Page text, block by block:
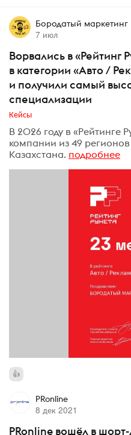
Бородатый маркетинг
7 июл
Ворвались в «Рейтинг
в категории «Авто /
и получили самый
специализации
Кейсы
В 2026 году в «Рейтинге
компании из 49
Казахстана. подробнее
PRonline
8 дек 2021
PRonline вошёл в